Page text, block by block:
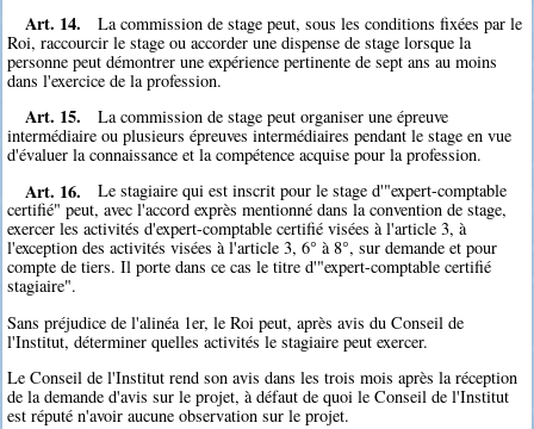
Art. 14.
La commission de stage peut, sous les conditions fixées par le
Roi, raccourcir le stage ou accorder une dispense de stage lorsque la
personne peut démontrer une expérience pertinente de sept ans au moins
dans l'exercice de la profession.
Art. 15.
La commission de stage peut organiser une épreuve
intermédiaire ou plusieurs épreuves intermédiaires pendant le stage en vue
d'évaluer la connaissance et la compétence acquise pour la profession.
Art. 16.
Le stagiaire qui est inscrit pour le stage d'"expert-comptable
certifié" peut, avec l'accord exprès mentionné dans la convention de stage,
exercer les activités d'expert-comptable certifié visées à l'article 3, à
l'exception des activités visées à l'article 3, 6° à 8°, sur demande et pour
compte de tiers. Il porte dans ce cas le titre d'"expert-comptable certifié
stagiaire".
Sans préjudice de l'alinéa 1er, le Roi peut, après avis du Conseil de
l'Institut, déterminer quelles activités le stagiaire peut exercer.
Le Conseil de l'Institut rend son avis dans les trois mois après la réception
de la demande d'avis sur le projet, à défaut de quoi le Conseil de l'Institut
est réputé n'avoir aucune observation sur le projet.